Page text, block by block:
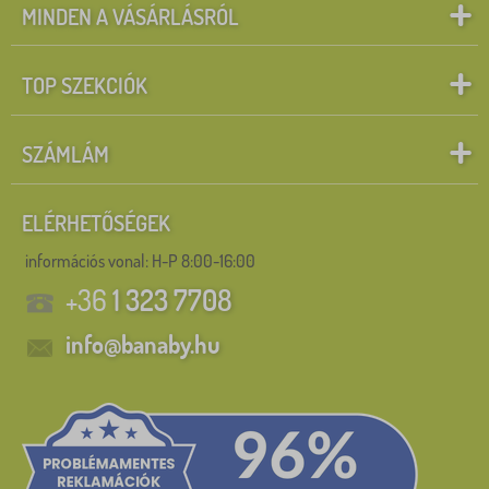
MINDEN A VÁSÁRLÁSRÓL
TOP SZEKCIÓK
SZÁMLÁM
ELÉRHETŐSÉGEK
információs vonal: H-P 8:00-16:00
+361 323 7708
info@banaby.hu